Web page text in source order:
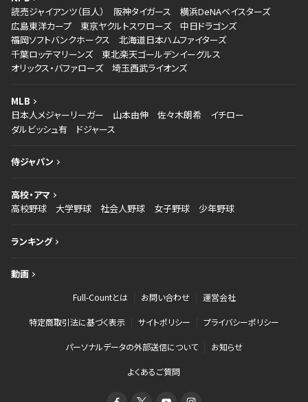
読売ジャイアンツ（巨人）
阪神タイガース
横浜DeNAベイスターズ
広島東洋カープ
東京ヤクルトスワローズ
中日ドラゴンズ
福岡ソフトバンクホークス
北海道日本ハムファイターズ
千葉ロッテマリーンズ
東北楽天ゴールデンイーグルス
オリックス・バファローズ
埼玉西武ライオンズ
MLB
日本人メジャーリーガー
山本由伸 佐々木朗希
イチロー
ダルビッシュ有
ドジャース
侍ジャパン
高校・アマ
高校野球
大学野球 社会人野球 女子野球 少年野球
ランキング
動画
Full-Countとは お問い合わせ 運営会社
特定商取引法に基づく表示 サイトポリシー プライバシーポリシー
パーソナルデータの外部送信について お知らせ
よくあるご質問